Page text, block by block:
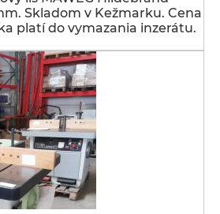
Skladom v Kežmarku. Cena
platí do vymazania inzerátu.